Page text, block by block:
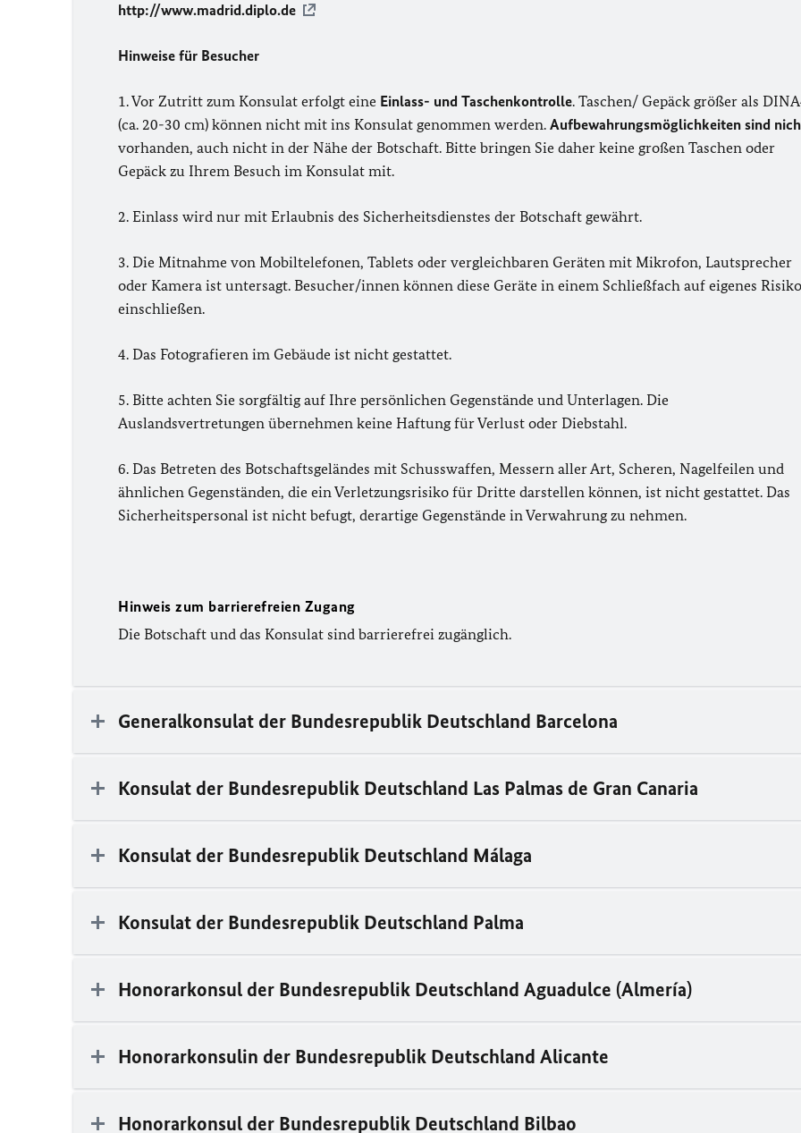
http://www.madrid.diplo.de
Hinweise für Besucher
1. Vor Zutritt zum Konsulat erfolgt eine Einlass- und Taschenkontrolle. Taschen/ Gepäck größer als
(ca. 20-30 cm) können nicht mit ins Konsulat genommen werden. Aufbewahrungsmöglichkeiten sind
vorhanden, auch nicht in der Nähe der Botschaft. Bitte bringen Sie daher keine großen Taschen oder
Gepäck zu Ihrem Besuch im Konsulat mit.
2. Einlass wird nur mit Erlaubnis des Sicherheitsdienstes der Botschaft gewährt.
3. Die Mitnahme von Mobiltelefonen, Tablets oder vergleichbaren Geräten mit Mikrofon, Lautsprecher
oder Kamera ist untersagt. Besucher/innen können diese Geräte in einem Schließfach auf eigenes Risiko
einschließen.
4. Das Fotografieren im Gebäude ist nicht gestattet.
5. Bitte achten Sie sorgfältig auf Ihre persönlichen Gegenstände und Unterlagen. Die
Auslandsvertretungen übernehmen keine Haftung für Verlust oder Diebstahl.
6. Das Betreten des Botschaftsgeländes mit Schusswaffen, Messern aller Art, Scheren, Nagelfeilen und
ähnlichen Gegenständen, die ein Verletzungsrisiko für Dritte darstellen können, ist nicht gestattet. Das
Sicherheitspersonal ist nicht befugt, derartige Gegenstände in Verwahrung zu nehmen.
Hinweis zum barrierefreien Zugang
Die Botschaft und das Konsulat sind barrierefrei zugänglich.
Generalkonsulat der Bundesrepublik Deutschland Barcelona
Konsulat der Bundesrepublik Deutschland Las Palmas de Gran Canaria
Konsulat der Bundesrepublik Deutschland Málaga
Konsulat der Bundesrepublik Deutschland Palma
Honorarkonsul der Bundesrepublik Deutschland Aguadulce (Almería)
Honorarkonsulin der Bundesrepublik Deutschland Alicante
Honorarkonsul der Bundesrepublik Deutschland Bilbao